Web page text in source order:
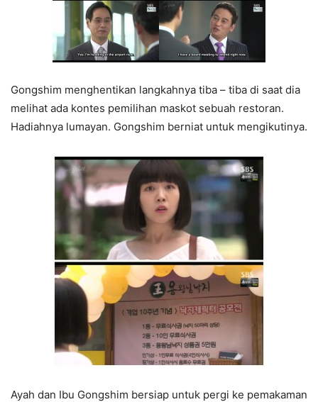
Gongshim menghentikan langkahnya tiba – tiba di saat dia
melihat ada kontes pemilihan maskot sebuah restoran.
Hadiahnya lumayan. Gongshim berniat untuk mengikutinya.
Ayah dan Ibu Gongshim bersiap untuk pergi ke pemakaman